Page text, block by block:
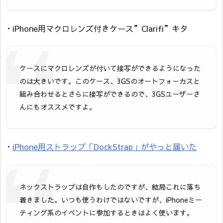
・iPhone用マクロレンズ付きケース”Clarifi”キタ
ケースにマクロレンズが付いて接写ができるようになった
のは大きいです。このケース、3GSのオートフォーカスと
組み合わせるとさらに接写ができるので、3GSユーザーさ
んにもオススメですよ。
・ iPhone用ストラップ「DockStrap」がやっと届いた
ネックストラップは自作もしたのですが、結局これに落ち
着きました。いつも使うわけではないですが、iPhoneミー
ティング系のイベントに参加するときはよく使います。